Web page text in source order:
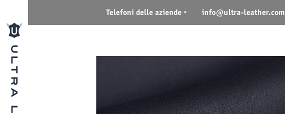
Telefoni delle aziende info@ultra-leather.com